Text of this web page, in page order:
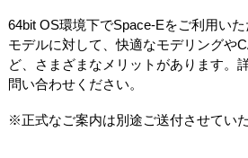
64bit OS環境下でSpace-Eをご利用い
モデルに対して、快適なモデリングや
ど、さまざまなメリットがあります。
問い合わせください。
※正式なご案内は別途ご送付させていた